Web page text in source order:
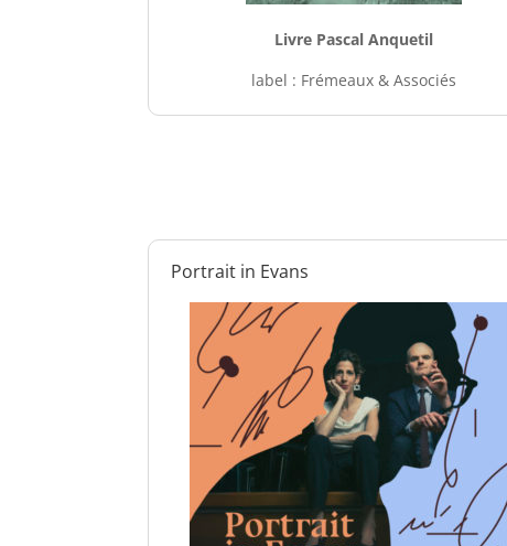
Livre Pascal Anquetil
label : Frémeaux & Associés
Portrait in Evans